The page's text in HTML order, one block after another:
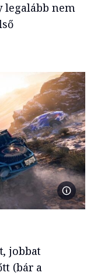
legalább nem
Forza
jobbat
(bár a